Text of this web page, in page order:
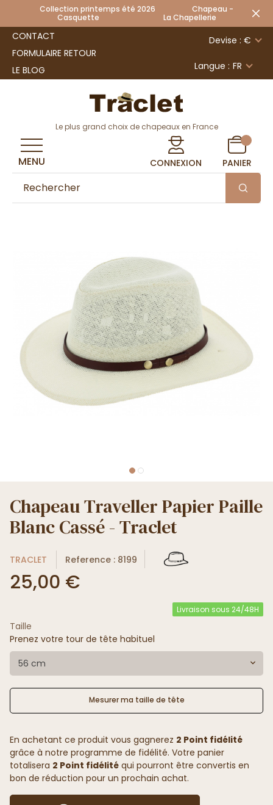
Collection printemps été 2026 Chapeau -
Casquette La Chapellerie
CONTACT
FORMULAIRE RETOUR
LE BLOG
Devise : €
Langue : FR
Le plus grand choix de chapeaux en France
CONNEXION PANIER
MENU
Chapeau Traveller Papier Paille
Blanc Cassé - Traclet
TRACLET Reference : 8199
25,00 €
Livraison sous 24/48H
Taille
Prenez votre tour de tête habituel
56 cm
Mesurer ma taille de tête
En achetant ce produit vous gagnerez 2 Point fidélité
grâce à notre programme de fidélité. Votre panier
totalisera 2 Point fidélité qui pourront être convertis en
bon de réduction pour un prochain achat.